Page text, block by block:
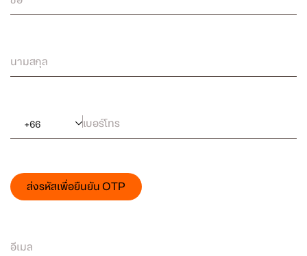
นามสกุล
+66 เบอร์โทร
ส่งรหัสเพื่อยืนยัน OTP
อีเมล